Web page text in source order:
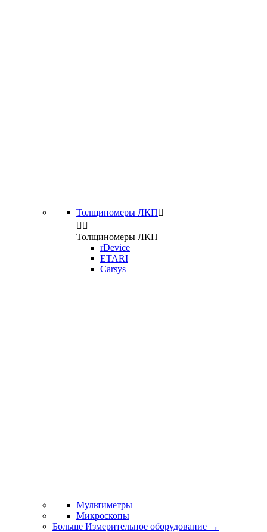
Толщиномеры ЛКП
 
Толщиномеры ЛКП
rDevice
ETARI
Carsys
Мультиметры
Микроскопы
Больше Измерительное оборудование →